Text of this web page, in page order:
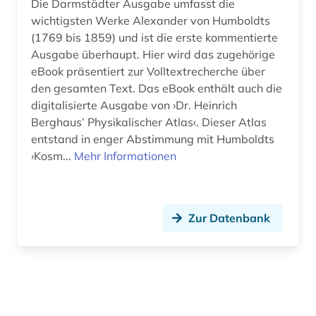
Musikwissenschaft (0)
Natur- und Umweltschutz (0)
Orientalistik (0)
Ostasienwissenschaften (0)
Pädagogik (0)
Philosophie (0)
Psychologie (0)
Die Darmstädter Ausgabe umfasst die
wichtigsten Werke Alexander von Humboldts
(1769 bis 1859) und ist die erste kommentierte
Ausgabe überhaupt. Hier wird das zugehörige
eBook präsentiert zur Volltextrecherche über
den gesamten Text. Das eBook enthält auch die
digitalisierte Ausgabe von ›Dr. Heinrich
Berghaus’ Physikalischer Atlas‹. Dieser Atlas
entstand in enger Abstimmung mit Humboldts
›Kosm... Mehr Informationen
Zur Datenbank